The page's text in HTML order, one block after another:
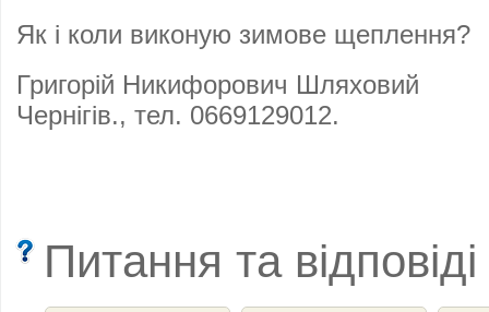
Як і коли виконую зимове щеплення?
Григорій Никифорович Шляховий
Чернігів., тел. 0669129012.
Питання та